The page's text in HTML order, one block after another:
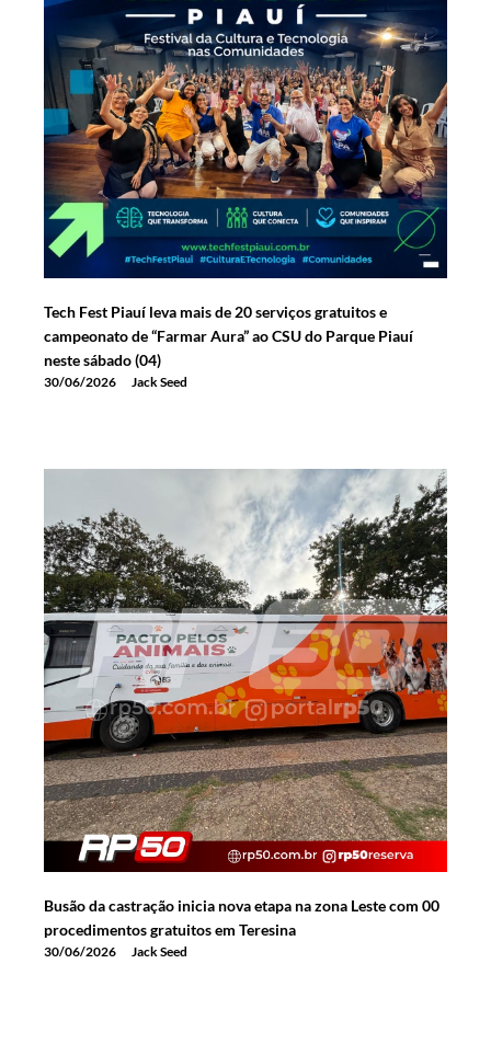
Tech Fest Piauí leva mais de 20 serviços gratuitos e
campeonato de “Farmar Aura” ao CSU do Parque Piauí
neste sábado (04)
30/06/2026 Jack Seed
Busão da castração inicia nova etapa na zona Leste com 00
procedimentos gratuitos em Teresina
30/06/2026 Jack Seed